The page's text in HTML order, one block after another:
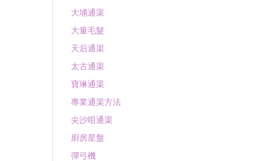
大埔通渠
大量毛髮
天后通渠
太古通渠
寶琳通渠
專業通渠方法
尖沙咀通渠
廚房星盤
彈弓機